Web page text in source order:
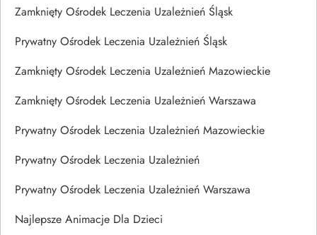
Zamknięty Ośrodek Leczenia Uzależnień Śląsk
Prywatny Ośrodek Leczenia Uzależnień Śląsk
Zamknięty Ośrodek Leczenia Uzależnień Mazowieckie
Zamknięty Ośrodek Leczenia Uzależnień Warszawa
Prywatny Ośrodek Leczenia Uzależnień Mazowieckie
Prywatny Ośrodek Leczenia Uzależnień
Prywatny Ośrodek Leczenia Uzależnień Warszawa
Najlepsze Animacje Dla Dzieci